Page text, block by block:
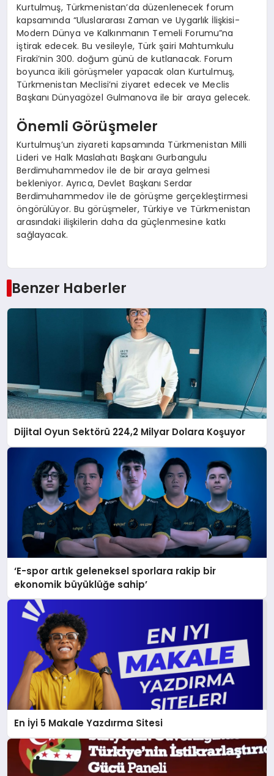
Kurtulmuş, Türkmenistan’da düzenlenecek forum
kapsamında “Uluslararası Zaman ve Uygarlık İlişkisi-
Modern Dünya ve Kalkınmanın Temeli Forumu”na
iştirak edecek. Bu vesileyle, Türk şairi Mahtumkulu
Firaki’nin 300. doğum günü de kutlanacak. Forum
boyunca ikili görüşmeler yapacak olan Kurtulmuş,
Türkmenistan Meclisi’ni ziyaret edecek ve Meclis
Başkanı Dünyagözel Gulmanova ile bir araya gelecek.
Önemli Görüşmeler
Kurtulmuş’un ziyareti kapsamında Türkmenistan Milli
Lideri ve Halk Maslahatı Başkanı Gurbangulu
Berdimuhammedov ile de bir araya gelmesi
bekleniyor. Ayrıca, Devlet Başkanı Serdar
Berdimuhammedov ile de görüşme gerçekleştirmesi
öngörülüyor. Bu görüşmeler, Türkiye ve Türkmenistan
arasındaki ilişkilerin daha da güçlenmesine katkı
sağlayacak.
Benzer Haberler
Dijital Oyun Sektörü 224,2 Milyar Dolara Koşuyor
‘E-spor artık geleneksel sporlara rakip bir
ekonomik büyüklüğe sahip’
En İyi 5 Makale Yazdırma Sitesi